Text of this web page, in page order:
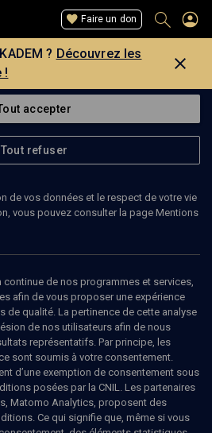
Faire un don
? Découvrez les
!
accepter
Tout refuser
de vos données et le respect de votre vie
vous pouvez consulter la page Mentions
continue de nos programmes et services,
afin de vous proposer une expérience
de qualité. La pertinence de cette analyse
de nos utilisateurs afin de nous
représentatifs. Par principe, les
sont soumis à votre consentement.
d’une exemption de consentement sous
posées par la CNIL. Les partenaires
Matomo Analytics, proposent des
Ce qui signifie que, même si vous